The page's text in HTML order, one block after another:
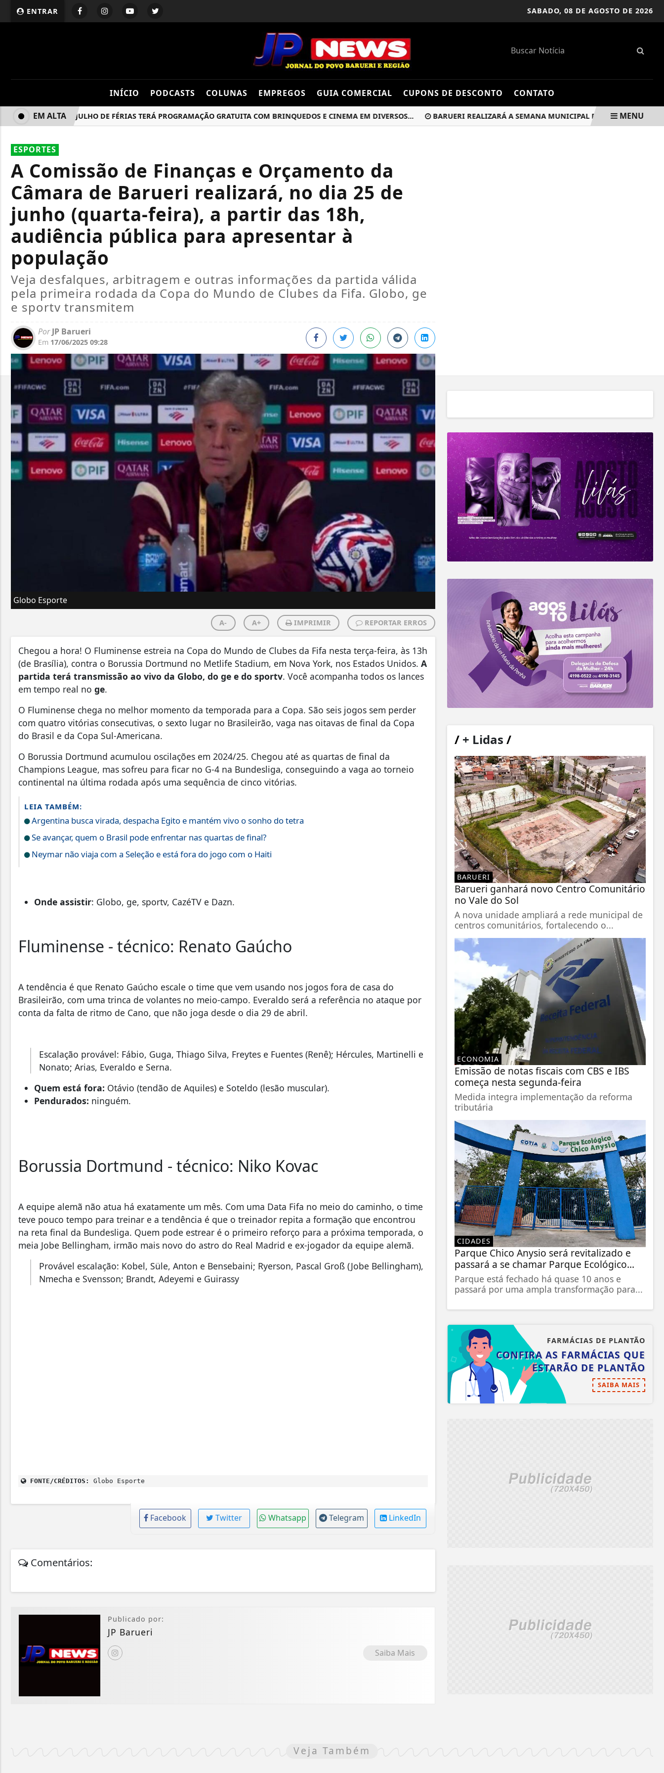
ENTRAR SABADO, 08 DE AGOSTO DE 2026
INÍCIO PODCASTS COLUNAS EMPREGOS GUIA COMERCIAL CUPONS DE DESCONTO CONTATO
CAJAMAR: JULHO DE FÉRIAS TERÁ PROGRAMAÇÃO GRATUITA COM BRINQUEDOS E CINEMA EM DIVERSOS... BARUERI REALIZARÁ A SEMANA MUNICIPAL DE IMUNIZAÇÃO DE 16 A
EM ALTA MENU
ESPORTES
A Comissão de Finanças e Orçamento da
Câmara de Barueri realizará, no dia 25 de
junho (quarta-feira), a partir das 18h,
audiência pública para apresentar à
população
Veja desfalques, arbitragem e outras informações da partida válida
pela primeira rodada da Copa do Mundo de Clubes da Fifa. Globo, ge
e sportv transmitem
PorJP Barueri
Em 17/06/2025 09:28
Globo Esporte
A- A+ IMPRIMIR REPORTAR ERROS
Chegou a hora! O Fluminense estreia na Copa do Mundo de Clubes da Fifa nesta terça-feira, às 13h
(de Brasília), contra o Borussia Dortmund no Metlife Stadium, em Nova York, nos Estados Unidos. A
partida terá transmissão ao vivo da Globo, do ge e do sportv. Você acompanha todos os lances
em tempo real no ge.
O Fluminense chega no melhor momento da temporada para a Copa. São seis jogos sem perder
com quatro vitórias consecutivas, o sexto lugar no Brasileirão, vaga nas oitavas de final da Copa
do Brasil e da Copa Sul-Americana.
O Borussia Dortmund acumulou oscilações em 2024/25. Chegou até as quartas de final da
Champions League, mas sofreu para ficar no G-4 na Bundesliga, conseguindo a vaga ao torneio
continental na última rodada após uma sequência de cinco vitórias.
LEIA TAMBÉM:
Argentina busca virada, despacha Egito e mantém vivo o sonho do tetra
Se avançar, quem o Brasil pode enfrentar nas quartas de final?
Neymar não viaja com a Seleção e está fora do jogo com o Haiti
Onde assistir: Globo, ge, sportv, CazéTV e Dazn.
Fluminense - técnico: Renato Gaúcho
A tendência é que Renato Gaúcho escale o time que vem usando nos jogos fora de casa do
Brasileirão, com uma trinca de volantes no meio-campo. Everaldo será a referência no ataque por
conta da falta de ritmo de Cano, que não joga desde o dia 29 de abril.
Escalação provável: Fábio, Guga, Thiago Silva, Freytes e Fuentes (Renê); Hércules, Martinelli e
Nonato; Arias, Everaldo e Serna.
Quem está fora: Otávio (tendão de Aquiles) e Soteldo (lesão muscular).
Pendurados: ninguém.
Borussia Dortmund - técnico: Niko Kovac
A equipe alemã não atua há exatamente um mês. Com uma Data Fifa no meio do caminho, o time
teve pouco tempo para treinar e a tendência é que o treinador repita a formação que encontrou
na reta final da Bundesliga. Quem pode estrear é o primeiro reforço para a próxima temporada, o
meia Jobe Bellingham, irmão mais novo do astro do Real Madrid e ex-jogador da equipe alemã.
Provável escalação: Kobel, Süle, Anton e Bensebaini; Ryerson, Pascal Groß (Jobe Bellingham),
Nmecha e Svensson; Brandt, Adeyemi e Guirassy
FONTE/CRÉDITOS: Globo Esporte
Facebook Twitter Whatsapp Telegram LinkedIn
Comentários:
Publicado por:
JP Barueri
Saiba Mais
/+ Lidas /
BARUERI
Barueri ganhará novo Centro Comunitário
no Vale do Sol
A nova unidade ampliará a rede municipal de
centros comunitários, fortalecendo o...
ECONOMIA
Emissão de notas fiscais com CBS e IBS
começa nesta segunda-feira
Medida integra implementação da reforma
tributária
CIDADES
Parque Chico Anysio será revitalizado e
passará a se chamar Parque Ecológico...
Parque está fechado há quase 10 anos e
passará por uma ampla transformação para...
FARMÁCIAS DE PLANTÃO
CONFIRA AS FARMÁCIAS QUE
ESTARÃO DE PLANTÃO
SAIBA MAIS
Veja Também